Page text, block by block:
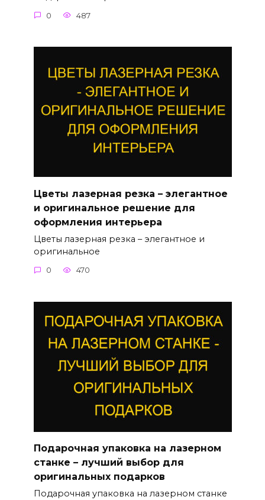
0 487
Цветы лазерная резка – элегантное
и оригинальное решение для
оформления интерьера
Цветы лазерная резка – элегантное и
оригинальное
0 470
Подарочная упаковка на лазерном
станке – лучший выбор для
оригинальных подарков
Подарочная упаковка на лазерном станке